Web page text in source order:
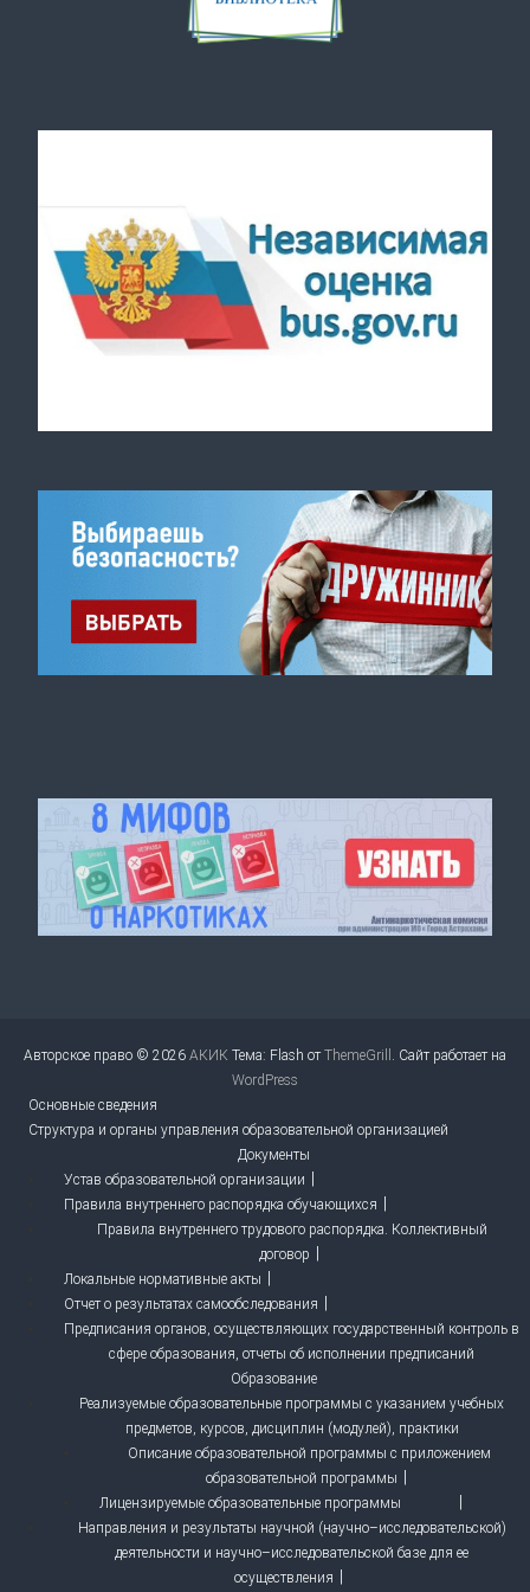
Авторское право © 2026 АКИК Тема: Flash отThemeGrill . Сайт работает на
WordPress
Основные сведения
Структура и органы управления образовательной организацией
Документы
Устав образовательной организации
Правила внутреннего распорядка обучающихся
Правила внутреннего трудового распорядка. Коллективный
договор
Локальные нормативные акты
Отчет о результатах самообследования
Предписания органов, осуществляющих государственный контроль в
сфере образования, отчеты об исполнении предписаний
Образование
Реализуемые образовательные программы с указанием учебных
предметов, курсов, дисциплин (модулей), практики
Описание образовательной программы с приложением
образовательной программы
Лицензируемые образовательные программы
Направления и результаты научной (научно–исследовательской)
деятельности и научно–исследовательской базе для ее
осуществления